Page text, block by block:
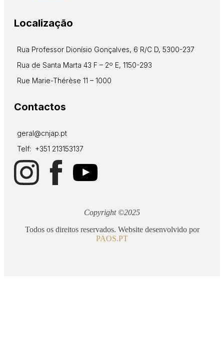
Localização
Rua Professor Dionísio Gonçalves, 6 R/C D, 5300-237
Rua de Santa Marta 43 F – 2º E, 1150-293
Rue Marie-Thérèse 11 – 1000
Contactos
geral@cnjap.pt
Telf: +351 213153137
Copyright ©2025
Todos os direitos reservados. Website desenvolvido por
PAOS.PT